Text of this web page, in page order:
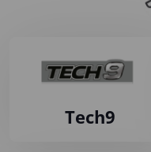
Tech9